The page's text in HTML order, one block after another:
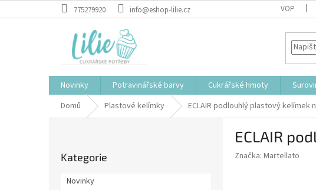
na
775279920 info@eshop-lilie.cz VOP
Novinky Potravinářské barvy Cukrářské hmoty
Domů
Plastové kelímky ECLAIR podlouhlý plastový kelímek
kategorie
Kategorie
Novinky
ECLAIR
Značka: Martellato